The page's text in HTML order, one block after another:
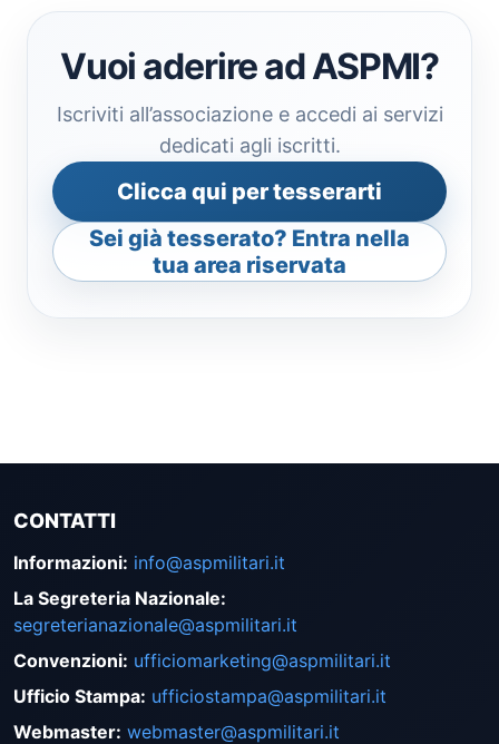
Vuoi aderire ad ASPMI?
Iscriviti all’associazione e accedi ai servizi
dedicati agli iscritti.
Clicca qui per tesserarti
Sei già tesserato? Entra nella
tua area riservata
CONTATTI
Informazioni: info@aspmilitari.it
La Segreteria Nazionale:
segreterianazionale@aspmilitari.it
Convenzioni: ufficiomarketing@aspmilitari.it
Ufficio Stampa: ufficiostampa@aspmilitari.it
Webmaster: webmaster@aspmilitari.it